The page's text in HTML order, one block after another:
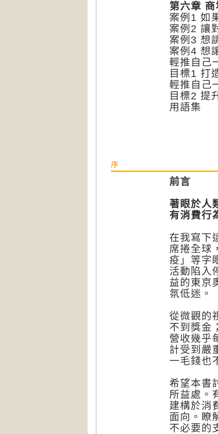
第六章
案例1 如
案例2 讓
案例3 想
案例4 想
輕推自己
目標1 打
輕推自己
目標2 提
用語集
序
前言
著眼於人
有消費行
在我寫下
席捲全球
疫」等字
活動陷入
益的東京
氛低迷。
從微觀的
不到獎金
營收幾乎
計受到嚴
一毛錢也
希望本書
所益處。
建構於消
面向。瞭
不必要的